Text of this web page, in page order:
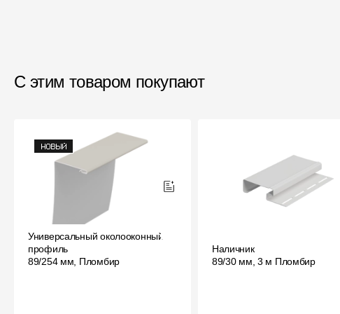
С этим товаром покупают
Универсальный околооконный
профиль
89/254 мм, Пломбир
Наличник
89/30 мм, 3 м Пломбир